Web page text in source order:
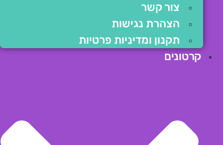
צור קשר
הצהרת נגישות
תקנון ומדיניות פרטיות
קרטונים